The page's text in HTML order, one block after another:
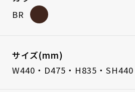
BR
サイズ(mm)
W440・D475・H835・SH440